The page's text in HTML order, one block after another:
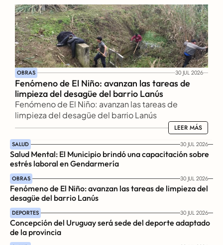
OBRAS 30 JUL 2026
Fenómeno de El Niño: avanzan las tareas de
limpieza del desagüe del barrio Lanús
Fenómeno de El Niño: avanzan las tareas de
limpieza del desagüe del barrio Lanús
LEER MÁS
LEER MÁS
SALUD 30 JUL 2026
Salud Mental: El Municipio brindó una capacitación sobre
estrés laboral en Gendarmería
OBRAS 30 JUL 2026
Fenómeno de El Niño: avanzan las tareas de limpieza del
desagüe del barrio Lanús
DEPORTES 30 JUL 2026
Concepción del Uruguay será sede del deporte adaptado
de la provincia